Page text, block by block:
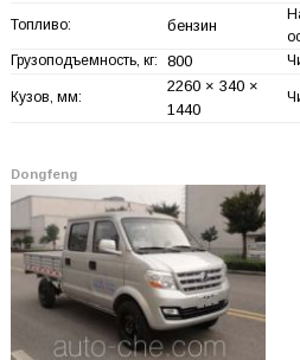
Топливо: бензин
Грузоподъемность, кг: 800
Кузов, мм:
2260 × 340 ×
1440
Dongfeng